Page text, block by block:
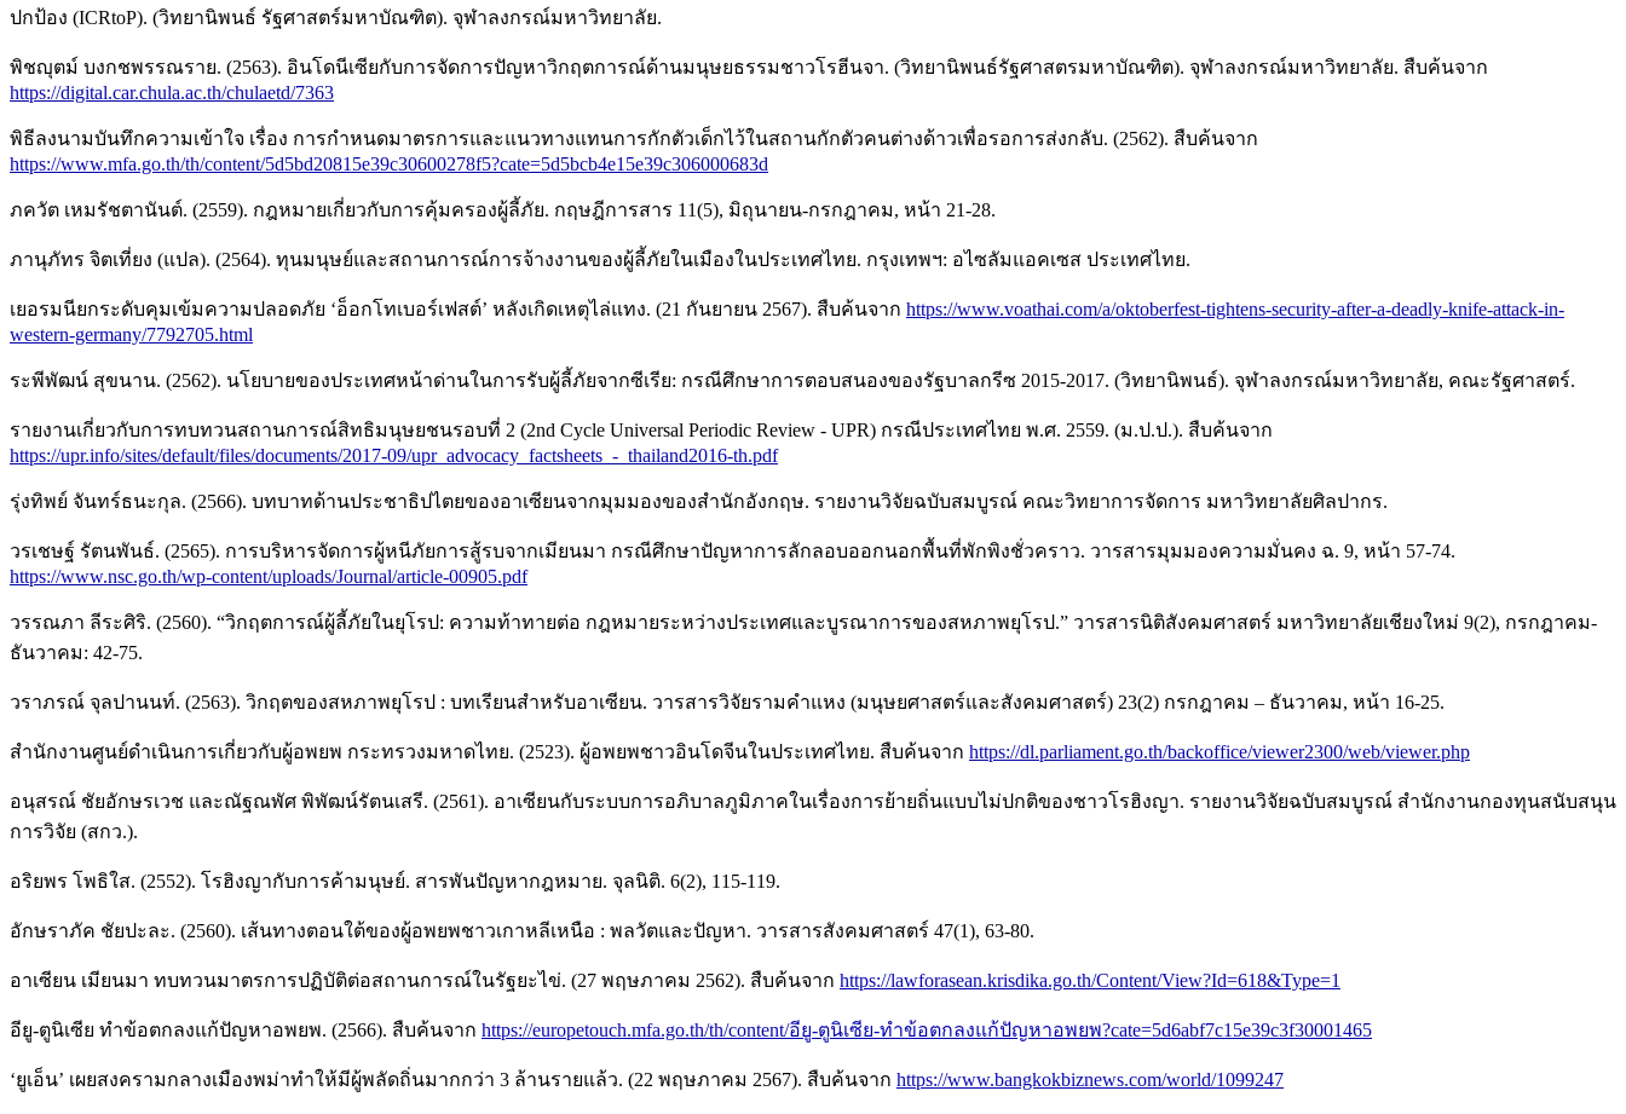
ปกป้อง (ICRtoP). (วิทยานิพนธ์ รัฐศาสตร์มหาบัณฑิต). จุฬาลงกรณ์มหาวิทยาลัย.
พิชญุตม์ บงกชพรรณราย. (2563). อินโดนีเซียกับการจัดการปัญหาวิกฤตการณ์ด้านมนุษยธรรมชาวโรฮีนจา. (วิทยานิพนธ์รัฐศาสตรมหาบัณฑิต). จุฬาลงกรณ์มหาวิทยาลัย. สืบค้นจาก
https://digital.car.chula.ac.th/chulaetd/7363
พิธีลงนามบันทึกความเข้าใจ เรื่อง การกำหนดมาตรการและแนวทางแทนการกักตัวเด็กไว้ในสถานกักตัวคนต่างด้าวเพื่อรอการส่งกลับ. (2562). สืบค้นจาก
https://www.mfa.go.th/th/content/5d5bd20815e39c30600278f5?cate=5d5bcb4e15e39c306000683d
ภควัต เหมรัชตานันต์. (2559). กฎหมายเกี่ยวกับการคุ้มครองผู้ลี้ภัย. กฤษฎีการสาร 11(5), มิถุนายน-กรกฎาคม, หน้า 21-28.
ภานุภัทร จิตเที่ยง (แปล). (2564). ทุนมนุษย์และสถานการณ์การจ้างงานของผู้ลี้ภัยในเมืองในประเทศไทย. กรุงเทพฯ: อไซลัมแอคเซส ประเทศไทย.
เยอรมนียกระดับคุมเข้มความปลอดภัย ‘อ็อกโทเบอร์เฟสต์’ หลังเกิดเหตุไล่แทง. (21 กันยายน 2567). สืบค้นจาก https://www.voathai.com/a/oktoberfest-tightens-security-after-a-deadly-knife-attack-in-
western-germany/7792705.html
ระพีพัฒน์ สุขนาน. (2562). นโยบายของประเทศหน้าด่านในการรับผู้ลี้ภัยจากซีเรีย: กรณีศึกษาการตอบสนองของรัฐบาลกรีซ 2015-2017. (วิทยานิพนธ์). จุฬาลงกรณ์มหาวิทยาลัย, คณะรัฐศาสตร์.
รายงานเกี่ยวกับการทบทวนสถานการณ์สิทธิมนุษยชนรอบที่ 2 (2nd Cycle Universal Periodic Review - UPR) กรณีประเทศไทย พ.ศ. 2559. (ม.ป.ป.). สืบค้นจาก
https://upr.info/sites/default/files/documents/2017-09/upr_advocacy_factsheets_-_thailand2016-th.pdf
รุ่งทิพย์ จันทร์ธนะกุล. (2566). บทบาทด้านประชาธิปไตยของอาเซียนจากมุมมองของสำนักอังกฤษ. รายงานวิจัยฉบับสมบูรณ์ คณะวิทยาการจัดการ มหาวิทยาลัยศิลปากร.
วรเชษฐ์ รัตนพันธ์. (2565). การบริหารจัดการผู้หนีภัยการสู้รบจากเมียนมา กรณีศึกษาปัญหาการลักลอบออกนอกพื้นที่พักพิงชั่วคราว. วารสารมุมมองความมั่นคง ฉ. 9, หน้า 57-74.
https://www.nsc.go.th/wp-content/uploads/Journal/article-00905.pdf
วรรณภา ลีระศิริ. (2560). “วิกฤตการณ์ผู้ลี้ภัยในยุโรป: ความท้าทายต่อ กฎหมายระหว่างประเทศและบูรณาการของสหภาพยุโรป.” วารสารนิติสังคมศาสตร์ มหาวิทยาลัยเชียงใหม่ 9(2), กรกฎาคม-
ธันวาคม: 42-75.
วราภรณ์ จุลปานนท์. (2563). วิกฤตของสหภาพยุโรป : บทเรียนสำหรับอาเซียน. วารสารวิจัยรามคำแหง (มนุษยศาสตร์และสังคมศาสตร์) 23(2) กรกฎาคม – ธันวาคม, หน้า 16-25.
สำนักงานศูนย์ดำเนินการเกี่ยวกับผู้อพยพ กระทรวงมหาดไทย. (2523). ผู้อพยพชาวอินโดจีนในประเทศไทย. สืบค้นจาก https://dl.parliament.go.th/backoffice/viewer2300/web/viewer.php
อนุสรณ์ ชัยอักษรเวช และณัฐณพัศ พิพัฒน์รัตนเสรี. (2561). อาเซียนกับระบบการอภิบาลภูมิภาคในเรื่องการย้ายถิ่นแบบไม่ปกติของชาวโรฮิงญา. รายงานวิจัยฉบับสมบูรณ์ สำนักงานกองทุนสนับสนุน
การวิจัย (สกว.).
อริยพร โพธิใส. (2552). โรฮิงญากับการค้ามนุษย์. สารพันปัญหากฎหมาย. จุลนิติ. 6(2), 115-119.
อักษราภัค ชัยปะละ. (2560). เส้นทางตอนใต้ของผู้อพยพชาวเกาหลีเหนือ : พลวัตและปัญหา. วารสารสังคมศาสตร์ 47(1), 63-80.
อาเซียน เมียนมา ทบทวนมาตรการปฏิบัติต่อสถานการณ์ในรัฐยะไข่. (27 พฤษภาคม 2562). สืบค้นจาก https://lawforasean.krisdika.go.th/Content/View?Id=618&Type=1
อียู-ตูนิเซีย ทำข้อตกลงแก้ปัญหาอพยพ. (2566). สืบค้นจาก https://europetouch.mfa.go.th/th/content/อียู-ตูนิเซีย-ทำข้อตกลงแก้ปัญหาอพยพ?cate=5d6abf7c15e39c3f30001465
‘ยูเอ็น’ เผยสงครามกลางเมืองพม่าทำให้มีผู้พลัดถิ่นมากกว่า 3 ล้านรายแล้ว. (22 พฤษภาคม 2567). สืบค้นจาก https://www.bangkokbiznews.com/world/1099247